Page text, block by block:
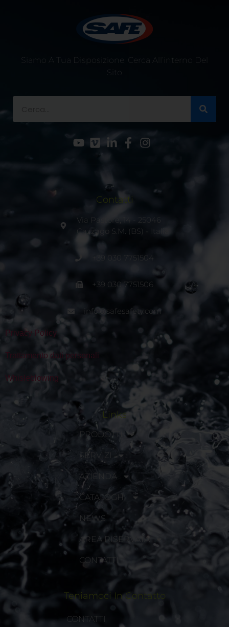
Siamo A Tua Disposizione, Cerca All’interno Del
Sito
Contatti
Via Pastore, 14 - 25046
Cazzago S.M. (BS) - Italia
+39 030 7751504
+39 030 7751506
info@safesafety.com
Privacy Policy
Trattamento dati personali
Whisleblowing
Links
PRODOTTI
SERVIZI
AZIENDA
CATALOGHI
NEWS
AREA RISERVATA
CONTATTI
Teniamoci In Contatto
CONTATTI